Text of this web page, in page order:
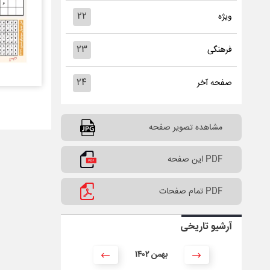
ویژه ۲۲
فرهنگی ۲۳
صفحه آخر ۲۴
مشاهده تصویر صفحه
PDF این صفحه
PDF تمام صفحات
آرشیو تاریخی
۱۴۰۲ بهمن